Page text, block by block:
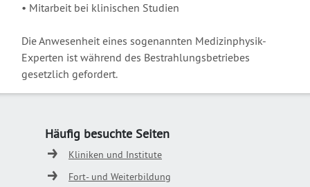
• Mitarbeit bei klinischen Studien
Die Anwesenheit eines sogenannten Medizinphysik-
Experten ist während des Bestrahlungsbetriebes
gesetzlich gefordert.
Häufig besuchte Seiten
Kliniken und Institute
Fort- und Weiterbildung